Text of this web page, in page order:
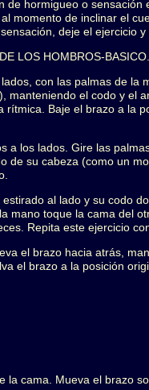
de hormigueo o sensación
momento de inclinar el
deje el ejercicio
LOS HOMBROS-BASICO.
con las palmas de la
manteniendo el codo y el
Baje el brazo a la
a los lados. Gire las
de su cabeza (como un
al lado y su codo
mano toque la cama del
Repita este ejercicio
el brazo hacia atrás,
el brazo a la posición
cama. Mueva el brazo